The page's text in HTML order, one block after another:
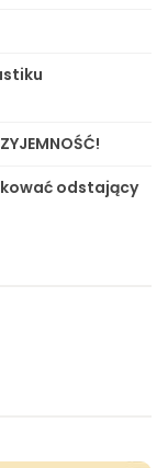
odstający